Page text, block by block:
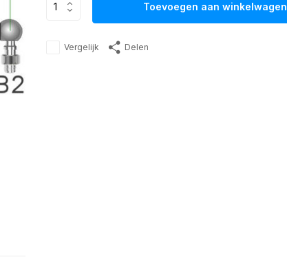
Toevoegen aan winkelwagen
Vergelijk Delen